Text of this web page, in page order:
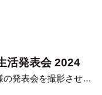
活発表会 2024
の発表会を撮影させ…